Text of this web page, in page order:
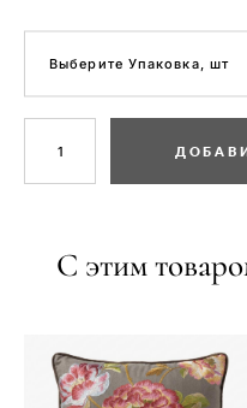
Выберите Упаковка, шт
С этим